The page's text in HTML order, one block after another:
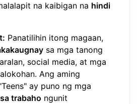
na kaibigan na hindi
Panatilihin itong magaan,
sa mga tanong
social media, at mga
Ang aming
ay puno ng mga
trabaho ngunit